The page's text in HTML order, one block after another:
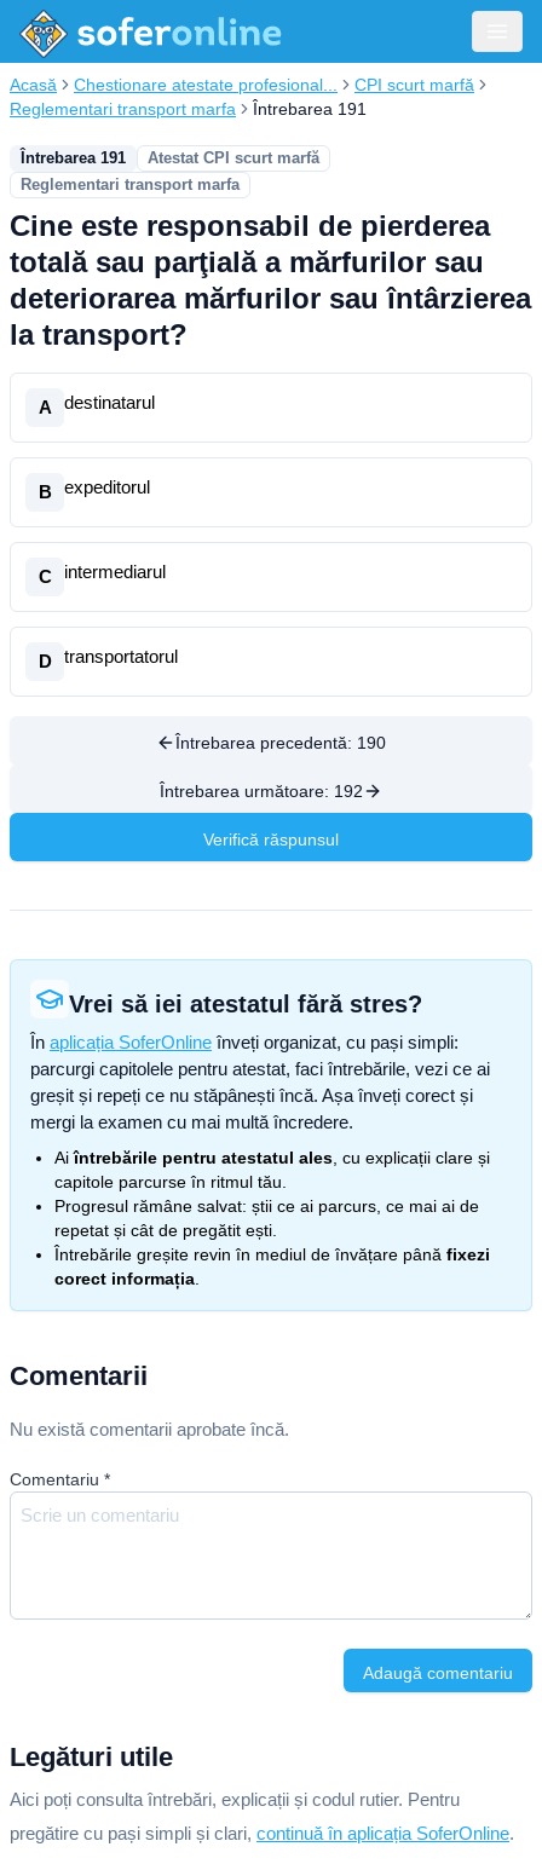
Acasă Chestionare atestate profesional...
CPI scurt marfă
Reglementari transport marfa
Întrebarea 191
Întrebarea 191
Atestat CPI scurt marfă
Reglementari transport marfa
Cine este responsabil de pierderea
totală sau parţială a mărfurilor sau
deteriorarea mărfurilor sau întârzierea
la transport?
A destinatarul
B expeditorul
C intermediarul
D transportatorul
Întrebarea precedentă: 190
Întrebarea următoare: 192
Verifică răspunsul
Vrei să iei atestatul fără stres?
În aplicația SoferOnline înveți organizat, cu pași simpli:
parcurgi capitolele pentru atestat, faci întrebările, vezi ce ai
greșit și repeți ce nu stăpânești încă. Așa înveți corect și
mergi la examen cu mai multă încredere.
Aiîntrebările pentru atestatul ales , cu explicații clare și
capitole parcurse în ritmul tău.
Progresul rămâne salvat: știi ce ai parcurs, ce mai ai de
repetat și cât de pregătit ești.
Întrebările greșite revin în mediul de învățare până fixezi
corect informația
Comentarii
Nu există comentarii aprobate încă.
Comentariu *
Adaugă comentariu
Legături utile
Aici poți consulta întrebări, explicații și codul rutier. Pentru
pregătire cu pași simpli și clari, continuă în aplicația SoferOnline.